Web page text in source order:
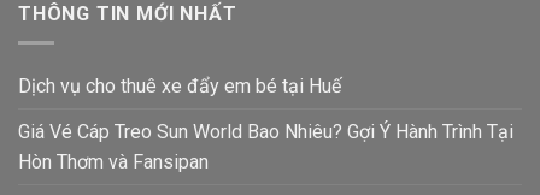
THÔNG TIN MỚI NHẤT
Dịch vụ cho thuê xe đẩy em bé tại Huế
Giá Vé Cáp Treo Sun World Bao Nhiêu? Gợi Ý Hành Trình Tại
Hòn Thơm và Fansipan